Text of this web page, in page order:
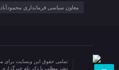
معاون سیاسی فرمانداری محمودآباد
تمامی حقوق این وبسایت برای
نشر مطلب با ذکر نام خبرگزاری